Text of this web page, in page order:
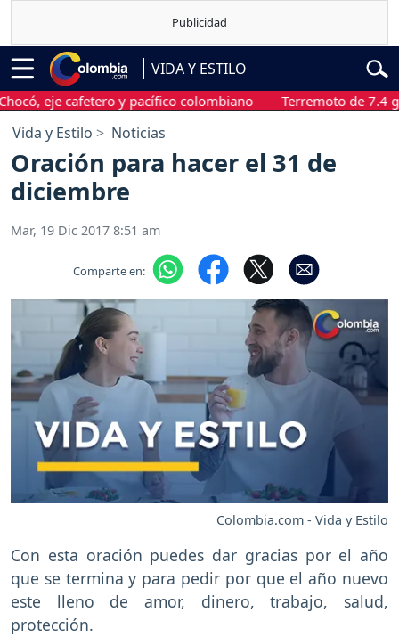
VIDA Y ESTILO
cafetero y pacífico colombiano Terremoto de 7.4 grados
Vida y Estilo Noticias
Oración para hacer el 31 de
diciembre
Mar, 19 Dic 2017 8:51 am
Comparte en:
Colombia.com - Vida y Estilo
Con esta oración puedes dar gracias por el año
que se termina y para pedir por que el año nuevo
este lleno de amor, dinero, trabajo, salud,
protección.